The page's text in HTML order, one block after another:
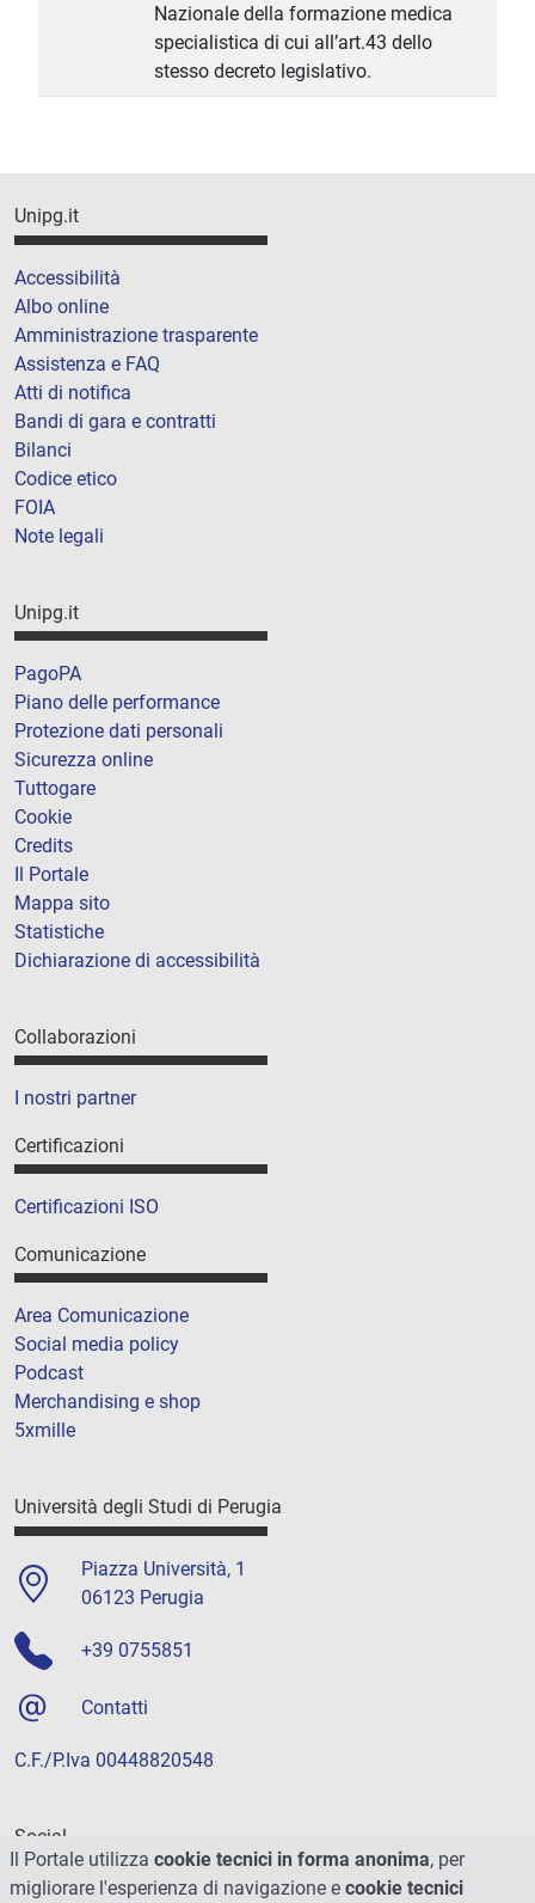
Nazionale della formazione medica
specialistica di cui all’art.43 dello
stesso decreto legislativo.
Unipg.it
Accessibilità
Albo online
Amministrazione trasparente
Assistenza e FAQ
Atti di notifica
Bandi di gara e contratti
Bilanci
Codice etico
FOIA
Note legali
Unipg.it
PagoPA
Piano delle performance
Protezione dati personali
Sicurezza online
Tuttogare
Cookie
Credits
Il Portale
Mappa sito
Statistiche
Dichiarazione di accessibilità
Collaborazioni
I nostri partner
Certificazioni
Certificazioni ISO
Comunicazione
Area Comunicazione
Social media policy
Podcast
Merchandising e shop
5xmille
Università degli Studi di Perugia
Piazza Università, 1
06123 Perugia
+39 0755851
Contatti
C.F./P.Iva 00448820548
Social
Il Portale utilizza cookie tecnici in forma anonima, per
migliorare l'esperienza di navigazione e cookie tecnici